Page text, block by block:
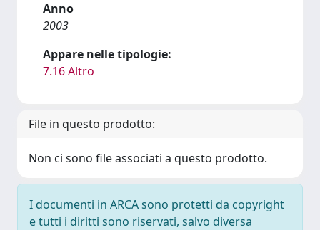
Anno
2003
Appare nelle tipologie:
7.16 Altro
File in questo prodotto:
Non ci sono file associati a questo prodotto.
I documenti in ARCA sono protetti da copyright
e tutti i diritti sono riservati, salvo diversa